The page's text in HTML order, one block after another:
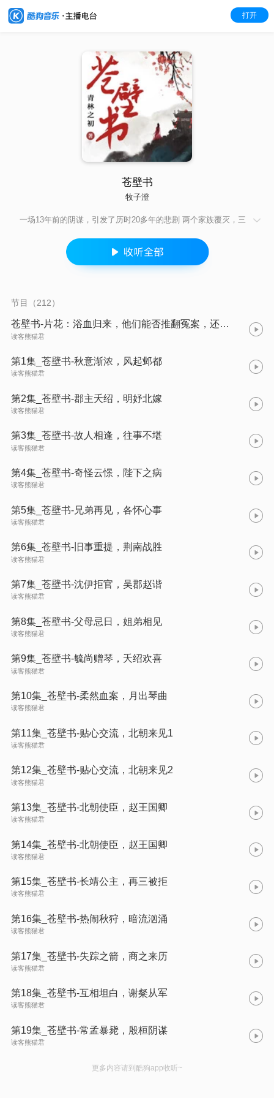
打开
苍壁书
牧子澄
一场13年前的阴谋，引发了历时20多年的悲剧 两个家族覆灭，三
节目（212）
苍壁书-片花：浴血归来，他们能否推翻冤案，还乱世清明？
读客熊猫君
第1集_苍壁书-秋意渐浓，风起邺都
读客熊猫君
第2集_苍壁书-郡主夭绍，明妤北嫁
读客熊猫君
第3集_苍壁书-故人相逢，往事不堪
读客熊猫君
第4集_苍壁书-奇怪云憬，陛下之病
读客熊猫君
第5集_苍壁书-兄弟再见，各怀心事
读客熊猫君
第6集_苍壁书-旧事重提，荆南战胜
读客熊猫君
第7集_苍壁书-沈伊拒官，吴郡赵谐
读客熊猫君
第8集_苍壁书-父母忌日，姐弟相见
读客熊猫君
第9集_苍壁书-毓尚赠琴，夭绍欢喜
读客熊猫君
第10集_苍壁书-柔然血案，月出琴曲
读客熊猫君
第11集_苍壁书-贴心交流，北朝来见1
读客熊猫君
第12集_苍壁书-贴心交流，北朝来见2
读客熊猫君
第13集_苍壁书-北朝使臣，赵王国卿
读客熊猫君
第14集_苍壁书-北朝使臣，赵王国卿
读客熊猫君
第15集_苍壁书-长靖公主，再三被拒
读客熊猫君
第16集_苍壁书-热闹秋狩，暗流汹涌
读客熊猫君
第17集_苍壁书-失踪之箭，商之来历
读客熊猫君
第18集_苍壁书-互相坦白，谢粲从军
读客熊猫君
第19集_苍壁书-常孟暴毙，殷桓阴谋
读客熊猫君
更多内容请到酷狗app收听~